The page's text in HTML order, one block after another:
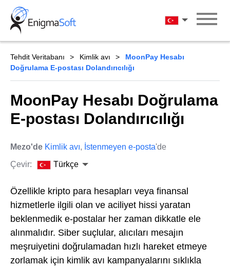
Skip
content
Türkçe
Tehdit Veritabanı Kimlik avı
MoonPay Hesabı
Doğrulama E-postası Dolandırıcılığı
MoonPay Hesabı Doğrulama
E-postası Dolandırıcılığı
Mezo'de Kimlik avı, İstenmeyen e-posta'de
Çevir:
Türkçe
Özellikle kripto para hesapları veya finansal
hizmetlerle ilgili olan ve aciliyet hissi yaratan
beklenmedik e-postalar her zaman dikkatle ele
alınmalıdır. Siber suçlular, alıcıları mesajın
meşruiyetini doğrulamadan hızlı hareket etmeye
zorlamak için kimlik avı kampanyalarını sıklıkla